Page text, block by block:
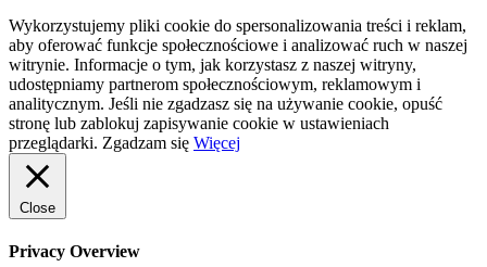
Wykorzystujemy pliki cookie do spersonalizowania treści i reklam,
aby oferować funkcje społecznościowe i analizować ruch w naszej
witrynie. Informacje o tym, jak korzystasz z naszej witryny,
udostępniamy partnerom społecznościowym, reklamowym i
analitycznym. Jeśli nie zgadzasz się na używanie cookie, opuść
stronę lub zablokuj zapisywanie cookie w ustawieniach
przeglądarki. Zgadzam się Więcej
Close
Privacy Overview